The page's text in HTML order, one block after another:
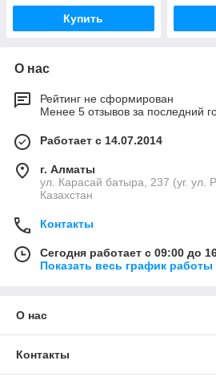
Купить
О нас
Рейтинг не сформирован
Менее 5 отзывов за последний
Работает с 14.07.2014
г. Алматы
ул. Карасай батыра, 237 (уг. ул.
Казахстан
Контакты
Сегодня работает с 09:00 до
Показать весь график работы
О нас
Контакты